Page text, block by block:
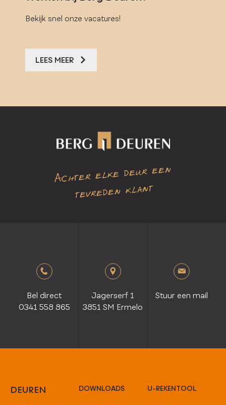
Bekijk snel onze vacatures!
LEES MEER
Achter elke deur een
tevreden klant
Bel direct
0341 558 865
Jagerserf 1
3851 SM Ermelo
Stuur een mail
DEUREN DOWNLOADS U-REKENTOOL